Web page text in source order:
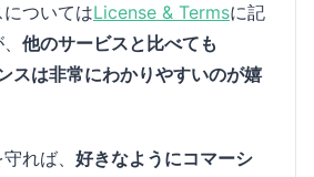
ついてはLicense & Termsに記
他のサービスと比べても
スは非常にわかりやすいのが嬉
れば、 好きなようにコマーシ